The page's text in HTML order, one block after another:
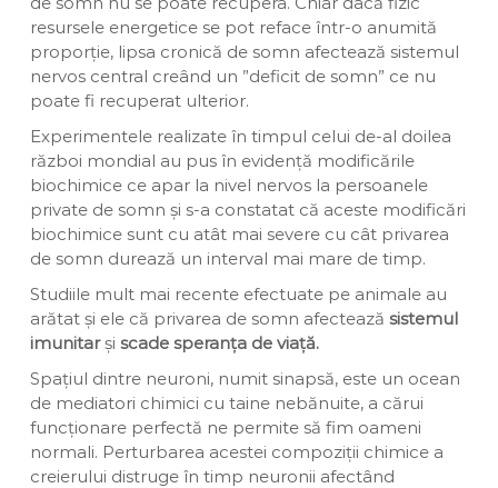
resursele energetice se pot reface într-o anumită
proporție, lipsa cronică de somn afectează sistemul
nervos central creând un ”deficit de somn” ce nu
poate fi recuperat ulterior.
Experimentele realizate în timpul celui de-al doilea
război mondial au pus în evidență modificările
biochimice ce apar la nivel nervos la persoanele
private de somn și s-a constatat că aceste modificări
biochimice sunt cu atât mai severe cu cât privarea
de somn durează un interval mai mare de timp.
Studiile mult mai recente efectuate pe animale au
arătat și ele că privarea de somn afectează sistemul
imunitarși scade speranța de viață.
Spațiul dintre neuroni, numit sinapsă, este un ocean
de mediatori chimici cu taine nebănuite, a cărui
funcționare perfectă ne permite să fim oameni
normali. Perturbarea acestei compoziții chimice a
creierului distruge în timp neuronii afectând